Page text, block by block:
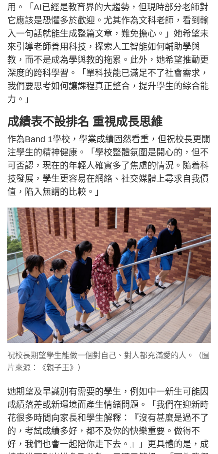
用。「AI已經是教育界的大趨勢，但現時部分老師對
它應該是恐懼多於歡迎。尤其作為文科老師，看到輸
入一句話就能生成整篇文章，難免擔心。」她希望未
來引導老師善用科技，探索人工智能如何輔助學與
教，而不是成為學與教的拖累。此外，她希望推動更
深度的跨科學習。「單科技能已滿足不了社會需求，
我們要思考如何讓課程真正整合，提升學生的綜合能
力。」
成績表不設排名 重視成長思維
作為Band 1學校，學業成績固然看重，但祝校長更關
注學生的精神健康。「學校整體氛圍是開心的，但不
可否認，現在的年輕人確實多了焦慮的情況。隨着科
技發展，學生更容易在網絡、社交媒體上尋求自我價
值，陷入無謂的比較。」
祝校長期望學生能做一個對自己、對人都充滿愛的人。（圖
片來源：《親子王》）
她期望及早識別有需要的學生，例如中一新生可能因
成績落差或新環境而產生情緒問題。「我們在迎新時
花很多時間向家長和學生解釋：『沒有甚麼是過不了
的，考試成績多好，都不及你的快樂重要。做得不
好，我們也會一起陪你走下去。』」更具體的是，成